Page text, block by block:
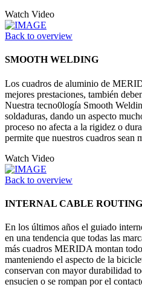
Watch Video
Back to overview
SMOOTH WELDING
Los cuadros de aluminio de
mejores prestaciones, también
Nuestra tecno0logía Smooth
soldaduras, dando un aspecto
proceso no afecta a la rigidez o
permite que nuestros cuadros sean
Watch Video
Back to overview
INTERNAL CABLE ROUTING
En los últimos años el guiado
en una tendencia que todas las
más cuadros MERIDA montan
manteniendo el aspecto de la
conservan con mayor durabilidad
ensucien o se rompan por el